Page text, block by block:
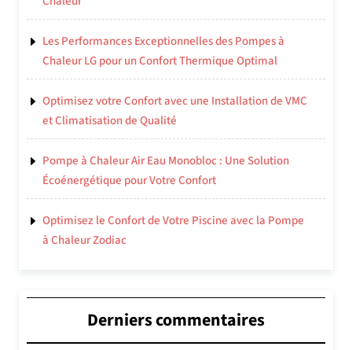
Les Performances Exceptionnelles des Pompes à
Chaleur LG pour un Confort Thermique Optimal
Optimisez votre Confort avec une Installation de VMC
et Climatisation de Qualité
Pompe à Chaleur Air Eau Monobloc : Une Solution
Écoénergétique pour Votre Confort
Optimisez le Confort de Votre Piscine avec la Pompe
à Chaleur Zodiac
Derniers commentaires